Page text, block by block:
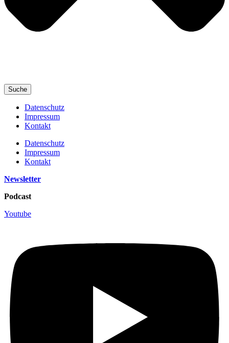
Suche
Datenschutz
Impressum
Kontakt
Datenschutz
Impressum
Kontakt
Newsletter
Podcast
Youtube